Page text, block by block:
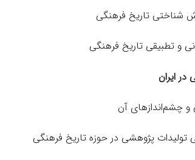
شناختی تاریخ فرهنگی
و تطبیقی تاریخ فرهنگی
در ایران
چشم‌اندازهای آن
تولیدات پژوهشی در حوزه تاریخ فرهنگی